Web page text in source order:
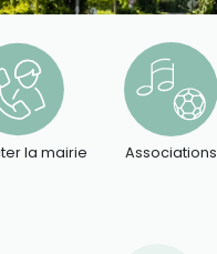
la mairie Associations